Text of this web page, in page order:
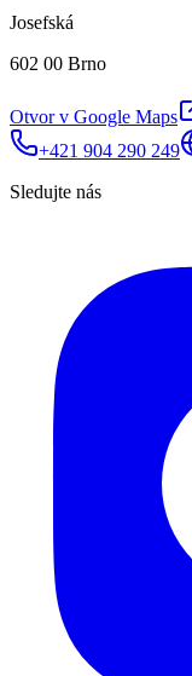
Josefská
602 00 Brno
Otvor v Google Maps
+421 904 290 249
Sledujte nás